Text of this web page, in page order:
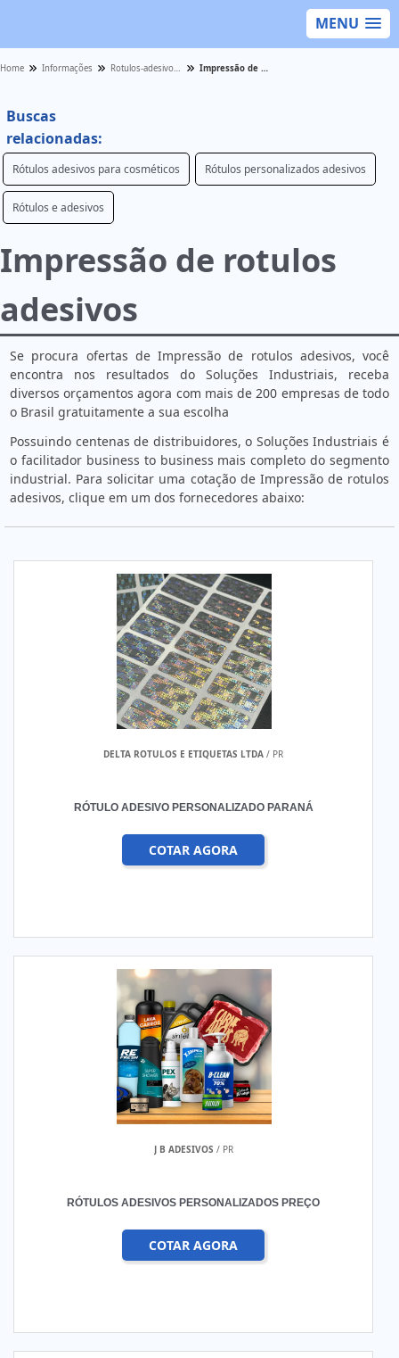
MENU
Home Informações Rotulos-adesivos - Categoria Impressão de rotulos adesivos
Buscas
relacionadas:
Rótulos adesivos para cosméticos Rótulos personalizados adesivos
Rótulos e adesivos
Impressão de rotulos
adesivos
Se procura ofertas de Impressão de rotulos adesivos, você
encontra nos resultados do Soluções Industriais, receba
diversos orçamentos agora com mais de 200 empresas de todo
o Brasil gratuitamente a sua escolha
Possuindo centenas de distribuidores, o Soluções Industriais é
o facilitador business to business mais completo do segmento
industrial. Para solicitar uma cotação de Impressão de rotulos
adesivos, clique em um dos fornecedores abaixo:
DELTA ROTULOS E ETIQUETAS LTDA / PR
RÓTULO ADESIVO PERSONALIZADO PARANÁ
COTAR AGORA
J B ADESIVOS / PR
RÓTULOS ADESIVOS PERSONALIZADOS PREÇO
COTAR AGORA